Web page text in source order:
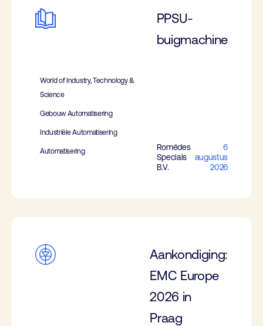
PPSU-
buigmachine
World of Industry, Technology &
Science
Gebouw Automatisering
Industriële Automatisering
Automatisering
Romédes
Specials
B.V.
6
augustus
2026
Aankondiging:
EMC Europe
2026 in
Praag